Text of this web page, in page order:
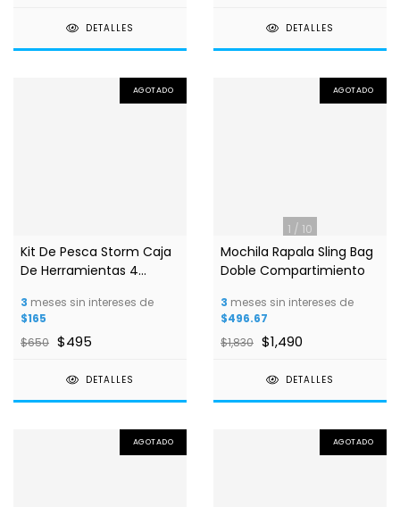
DETALLES DETALLES
AGOTADO
Kit De Pesca Storm Caja
De Herramientas 4
3 meses sin intereses de
$165
$650 $495
DETALLES
1 / 10
AGOTADO
Mochila Rapala Sling Bag
Doble Compartimiento
3 meses sin intereses de
$496.67
$1,830 $1,490
DETALLES
AGOTADO AGOTADO